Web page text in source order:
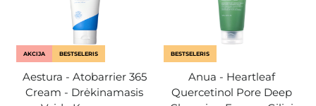
AKCIJA BESTSELERIS
Aestura - Atobarrier 365
Cream - Drėkinamasis
BESTSELERIS
Anua - Heartleaf
Quercetinol Pore Deep